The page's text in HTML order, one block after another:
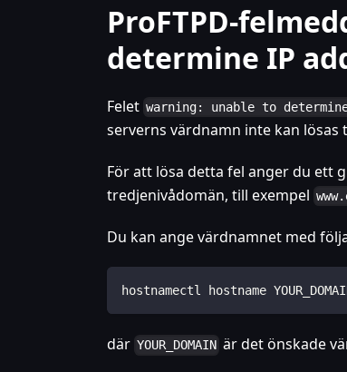
ProFTPD-
determine IP
Felet warning: unable to
serverns värdnamn inte kan lösas
För att lösa detta fel anger du ett
tredjenivådomän, till exempel
Du kan ange värdnamnet med
hostnamectl hostname
där YOUR_DOMAIN är det önskade